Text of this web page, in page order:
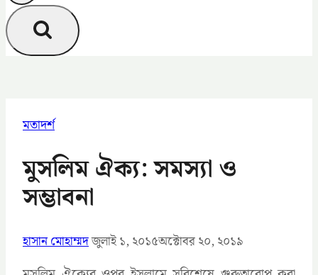
মতাদর্শ
মুসলিম ঐক্য: সমস্যা ও
সম্ভাবনা
হাসান মোহাম্মদজুলাই ১, ২০১৫অক্টোবর ২০, ২০১৯